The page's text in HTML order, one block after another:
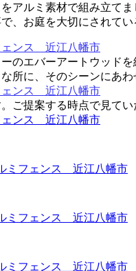
アルミ素材で組み立て
、お庭を大切にされて
のエバーアートウッド
所に、そのシーンにあわ
ご提案する時点で見て